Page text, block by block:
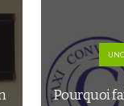
Pourquoi